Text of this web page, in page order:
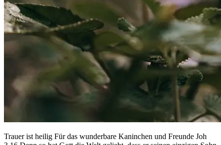
Trauer ist heilig Für das wunderbare Kaninchen und Freunde Joh